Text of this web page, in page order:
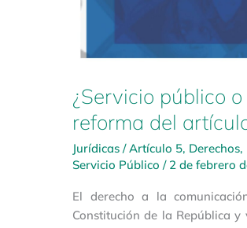
¿Servicio público
reforma del
Jurídicas /Artículo 5, Derechos,
Servicio Público / 2 de febrero
El derecho a la
Constitución de la República